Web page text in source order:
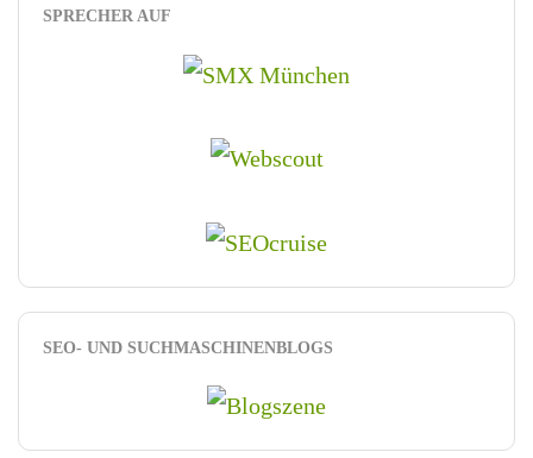
SPRECHER AUF
SEO- UND SUCHMASCHINENBLOGS